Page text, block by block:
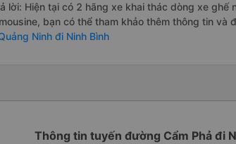
lời: Hiện tại có 2 hãng xe khai thác dòng xe
bạn có thể tham khảo thêm thông tin và
Ninh đi Ninh Bình
Thông tin tuyến đường Cẩm Phả đi